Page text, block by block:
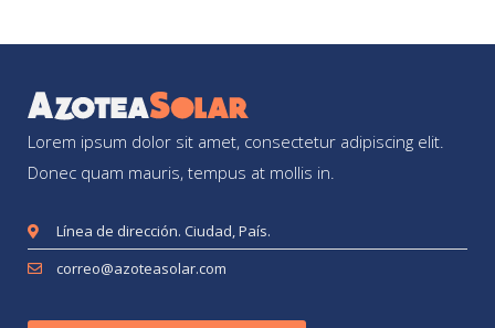
Lorem ipsum dolor sit amet, consectetur adipiscing elit.
Donec quam mauris, tempus at mollis in.
Línea de dirección. Ciudad, País.
correo@azoteasolar.com